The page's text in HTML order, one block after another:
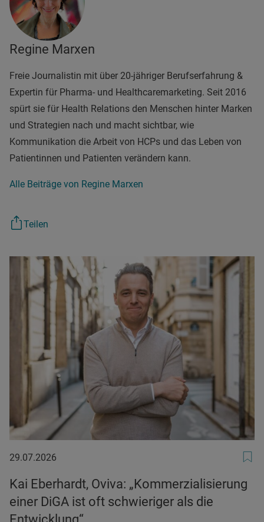
Regine Marxen
Freie Journalistin mit über 20-jähriger Berufserfahrung &
Expertin für Pharma- und Healthcaremarketing. Seit 2016
spürt sie für Health Relations den Menschen hinter Marken
und Strategien nach und macht sichtbar, wie
Kommunikation die Arbeit von HCPs und das Leben von
Patientinnen und Patienten verändern kann.
Alle Beiträge von Regine Marxen
Teilen
29.07.2026
29.07.2026
Kai Eberhardt, Oviva: „Kommerzialisierung
einer DiGA ist oft schwieriger als die